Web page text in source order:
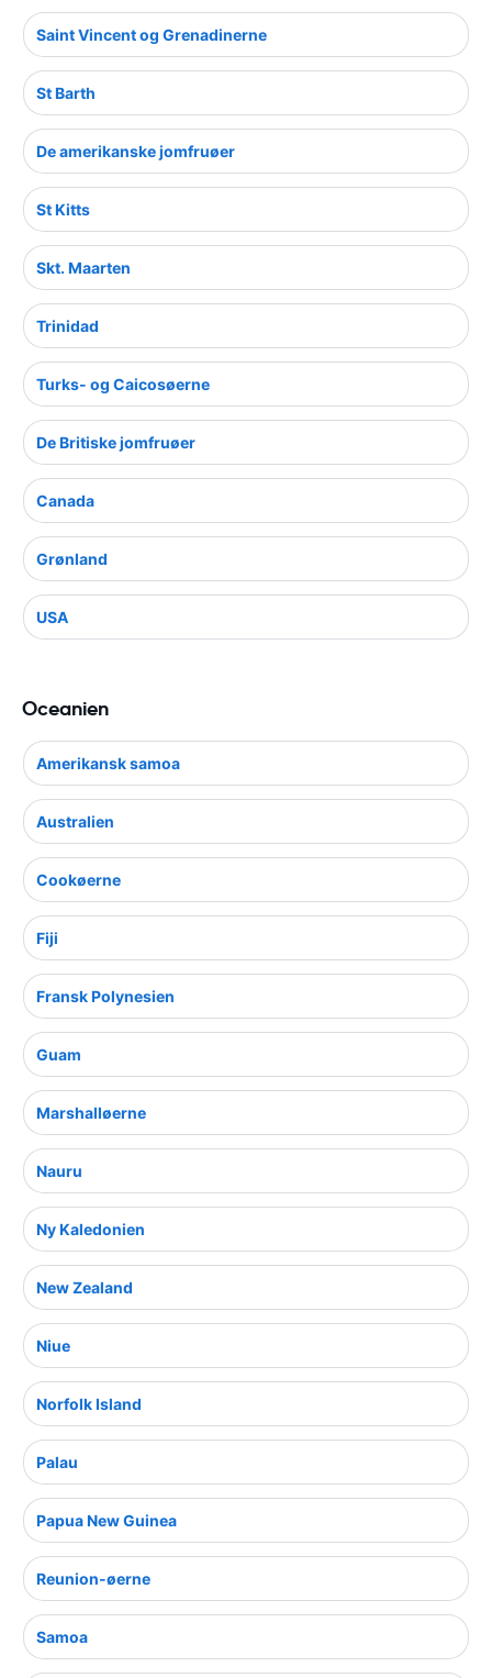
Saint Vincent og Grenadinerne
St Barth
De amerikanske jomfruøer
St Kitts
Skt. Maarten
Trinidad
Turks- og Caicosøerne
De Britiske jomfruøer
Canada
Grønland
USA
Oceanien
Amerikansk samoa
Australien
Cookøerne
Fiji
Fransk Polynesien
Guam
Marshalløerne
Nauru
Ny Kaledonien
New Zealand
Niue
Norfolk Island
Palau
Papua New Guinea
Reunion-øerne
Samoa